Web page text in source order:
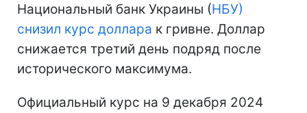
Национальный банк Украины (НБУ)
снизил курс доллара к гривне. Доллар
снижается третий день подряд после
исторического максимума.
Официальный курс на 9 декабря 2024